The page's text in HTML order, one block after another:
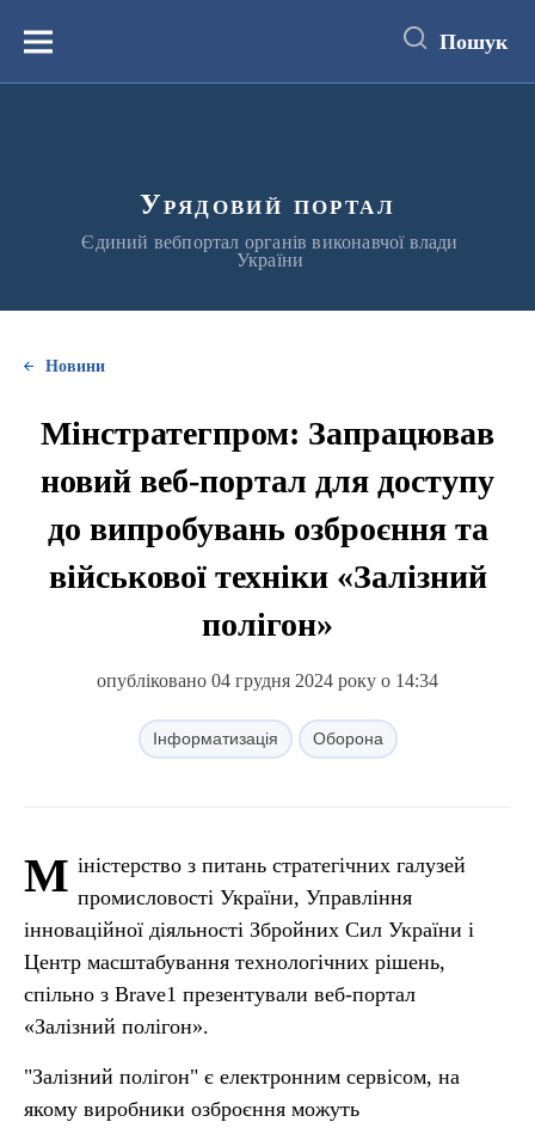
вмістуМеню Пошук
Урядовий портал
Єдиний вебпортал органів виконавчої влади
України
Новини
Мінстратегпром: Запрацював
новий веб-портал для доступу
до випробувань озброєння та
військової техніки «Залізний
полігон»
опубліковано 04 грудня 2024 року о 14:34
Інформатизація Оборона
М іністерство з питань стратегічних галузей
промисловості України, Управління
інноваційної діяльності Збройних Сил України і
Центр масштабування технологічних рішень,
спільно з Brave1 презентували веб-портал
«Залізний полігон».
"Залізний полігон" є електронним сервісом, на
якому виробники озброєння можуть